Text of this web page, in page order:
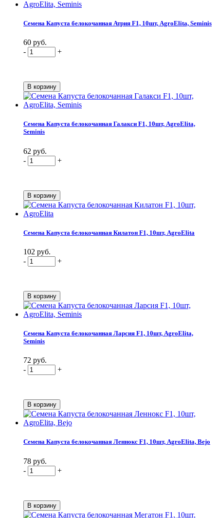
Семена Капуста белокочанная Атрия F1, 10шт, AgroElita, Seminis
60 руб.
-
+
Семена Капуста белокочанная Галакси F1, 10шт, AgroElita,
Seminis
62 руб.
-
+
Семена Капуста белокочанная Килатон F1, 10шт, AgroElita
102 руб.
-
+
Семена Капуста белокочанная Ларсия F1, 10шт, AgroElita,
Seminis
72 руб.
-
+
Семена Капуста белокочанная Леннокс F1, 10шт, AgroElita, Bejo
78 руб.
-
+